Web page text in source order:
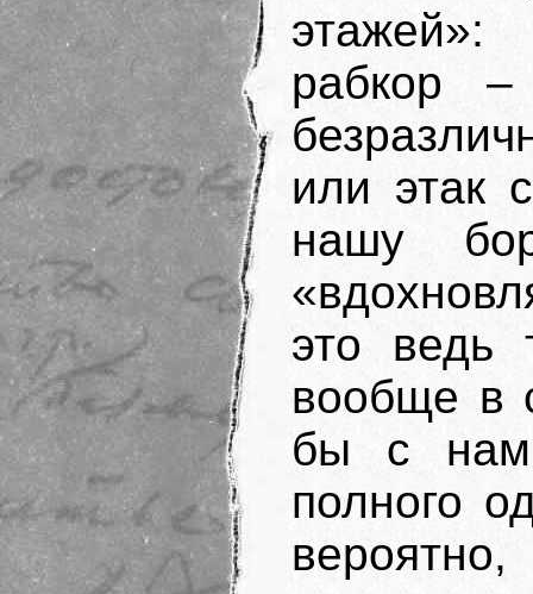
рабкор
или этак
нашу
это ведь
вообще в
бы с
полного